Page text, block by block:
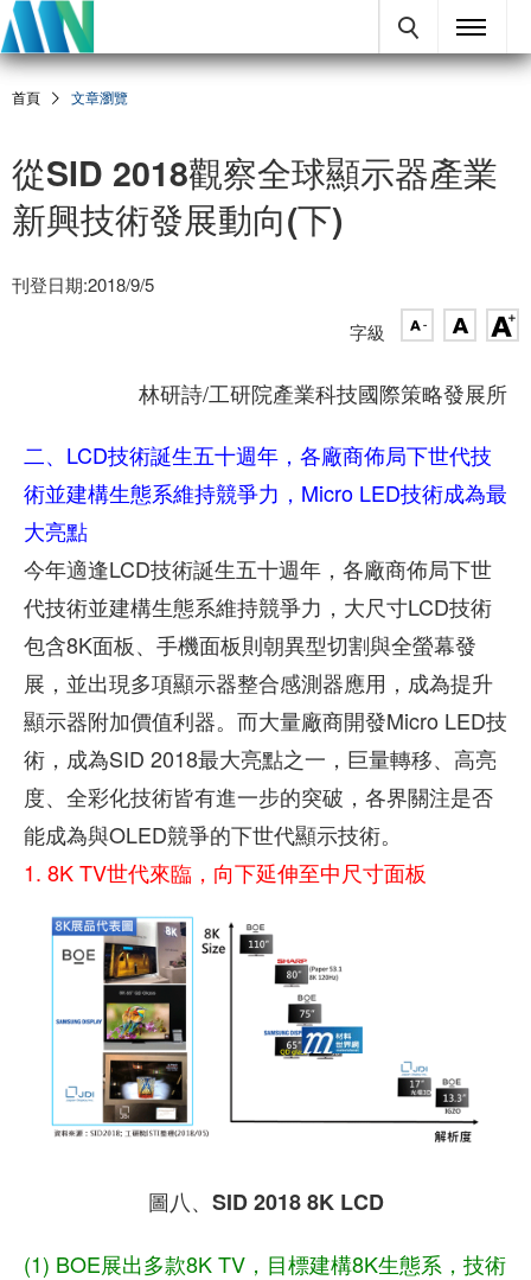
首頁 文章瀏覽
從SID 2018觀察全球顯示器產業
新興技術發展動向(下)
刊登日期:2018/9/5
字級
林研詩/工研院產業科技國際策略發展所
二、LCD技術誕生五十週年，各廠商佈局下世代技
術並建構生態系維持競爭力，Micro LED技術成為最
大亮點
今年適逢LCD技術誕生五十週年，各廠商佈局下世
代技術並建構生態系維持競爭力，大尺寸LCD技術
包含8K面板、手機面板則朝異型切割與全螢幕發
展，並出現多項顯示器整合感測器應用，成為提升
顯示器附加價值利器。而大量廠商開發Micro LED技
術，成為SID 2018最大亮點之一，巨量轉移、高亮
度、全彩化技術皆有進一步的突破，各界關注是否
能成為與OLED競爭的下世代顯示技術。
1. 8K TV世代來臨，向下延伸至中尺寸面板
圖八、SID 2018 8K LCD
(1) BOE展出多款8K TV，目標建構8K生態系，技術